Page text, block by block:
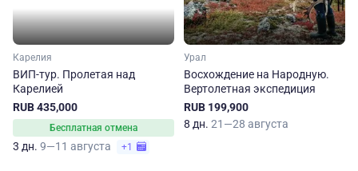
Карелия
ВИП-тур. Пролетая над
Карелией
RUB 435,000
Бесплатная отмена
3 дн. 9—11 августа +1
Урал
Восхождение на Народную.
Вертолетная экспедиция
RUB 199,900
8 дн. 21—28 августа